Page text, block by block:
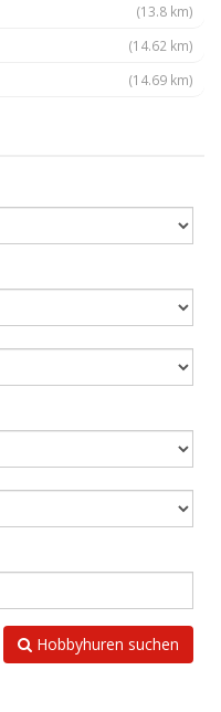
(13.8 km)
(14.62 km)
(14.69 km)
Hobbyhuren suchen